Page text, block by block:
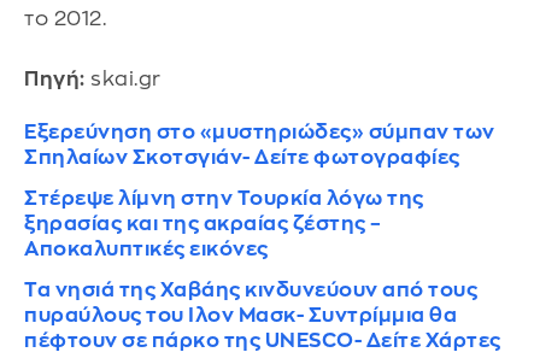
το 2012.
Πηγή: skai.gr
Εξερεύνηση στο «μυστηριώδες» σύμπαν των
Σπηλαίων Σκοτσγιάν- Δείτε φωτογραφίες
Στέρεψε λίμνη στην Τουρκία λόγω της
ξηρασίας και της ακραίας ζέστης –
Αποκαλυπτικές εικόνες
Τα νησιά της Χαβάης κινδυνεύουν από τους
πυραύλους του Iλον Μασκ- Συντρίμμια θα
πέφτουν σε πάρκο της UΝΕSCO- Δείτε Χάρτες